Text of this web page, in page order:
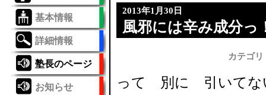
2013年1月30日
風邪には辛み成分っ
カテゴリ
って 別に 引い
基本情報
詳細情報
塾長のページ
お知らせ